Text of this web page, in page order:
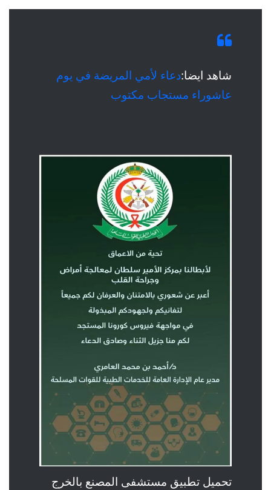
شاهد ايضا:دعاء لأمي المريضة في يوم
عاشوراء مستجاب مكتوب
تحميل تطبيق مستشفى المصنع بالخرج